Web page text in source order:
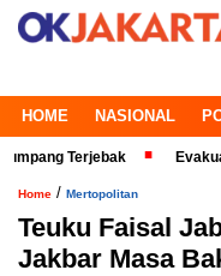
HOME NASIONAL
Terjebak Evakuasi
Home / Mertopolitan
Teuku Faisal
Jakbar Masa